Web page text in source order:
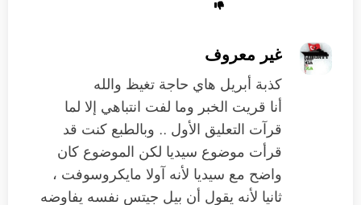
غير معروف
كذبة أبريل هاي حاجة تغيظ والله
أنا قريت الخبر وما لفت انتباهي إلا لما
قرآت التعليق الأول .. وبالطبع كنت قد
قرأت موضوع سيديا لكن الموضوع كان
واضح مع سيديا لأنه آولا مايكروسوفت ،
ثانيا لأنه يقول أن بيل جيتس نفسه يفاوضه